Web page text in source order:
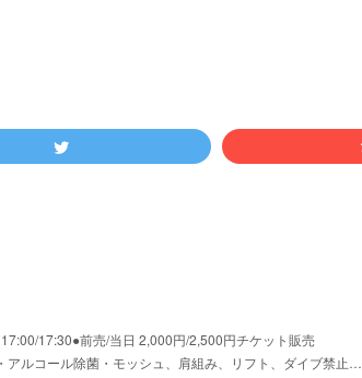
17:30●前売/当日 2,000円/2,500円チケット販売
ルコール除菌・モッシュ、肩組み、リフト、ダイブ禁止…